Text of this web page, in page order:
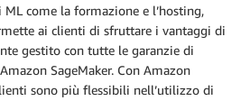
come la formazione e l’hosting,
ai clienti di sfruttare i vantaggi di
gestito con tutte le garanzie di
SageMaker. Con Amazon
sono più flessibili nell’utilizzo di